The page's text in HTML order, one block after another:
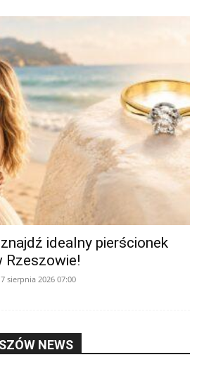
idealny pierścionek
Rzeszowie!
7 sierpnia 2026 07:00
NEWS